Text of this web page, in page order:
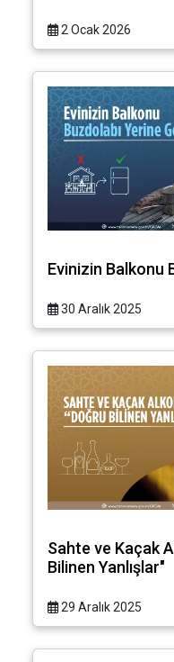
2 Ocak 2026
Evinizin Balkonu
30 Aralık 2025
Sahte ve Kaçak
Bilinen Yanlışlar"
29 Aralık 2025